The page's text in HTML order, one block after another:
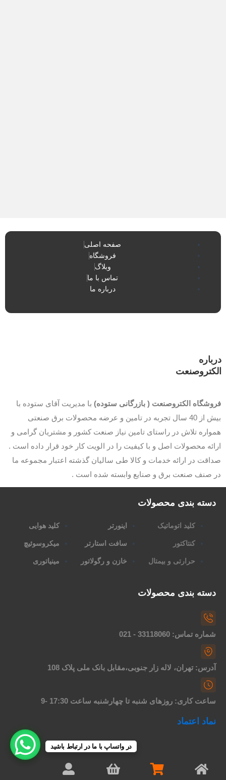
صفحه اصلی
فروشگاه
وبلاگ
تماس با ما
درباره ما
درباره
الکتروصنعت
فروشگاه الکتروصنعت ( بازرگانی ستوده) با مدیریت آقای ستوده با
بیش از 40 سال تجربه در تامین و عرضه محصولات برق صنعتی
همواره تلاش در راستای تامین نیاز صنعت کشور و مشتریان گرامی و
ارائه محصولات اصل و با کیفیت را در الویت کار خود قرار داده است .
صداقت در ارائه خدمات و کالا طی سالیان گذشته اعتبار مجموعه ما
در صنف صنعت برق و صنایع وابسته شده است .
دسته بندی محصولات
کلید اتوماتیک
کنتاکتور
حرارتی و بیمتال
اینورتر
سافت استارتر
خازن و رگولاتور
کلید هوایی
میکروسوئیچ
مینیاتوری
دسته بندی محصولات
شماره تماس: 33118060 - 021
آدرس: تهران، لاله زار جنوبی،مقابل بانک ملی پلاک 108
ساعت کاری: روزهای شنبه تا چهارشنبه ساعت 17:30 -9
نماد اعتماد
کلیه حقوق متعلق به الکتروصنعت می باشد- طراحی webshoo.ir
در واتساپ با ما در ارتباط باشید